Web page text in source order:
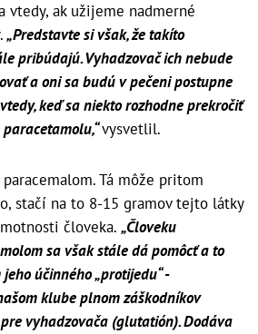
vtedy, ak užijeme nadmerné
„Predstavte si však, že takíto
pribúdajú. Vyhadzovač ich nebude
a oni sa budú v pečeni postupne
keď sa niekto rozhodne prekročiť
vysvetlil.
Tá môže pritom
stačí na to 8-15 gramov tejto látky
človeka. „Človeku
sa však stále dá pomôcť a to
účinného „protijedu“ -
klube plnom záškodníkov
vyhadzovača (glutatión). Dodáva